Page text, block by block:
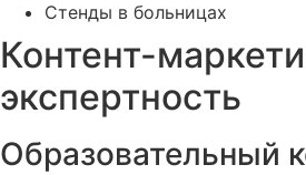
Стенды в больницах
Контент-
экспертность
Образовательный